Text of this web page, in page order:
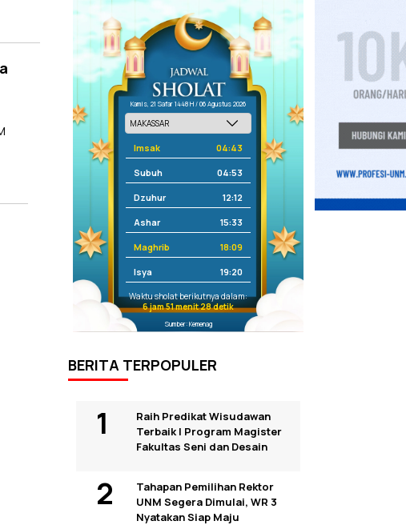
Kamis, 21 Safar 1448 H / 06 Agustus 2026
Imsak 04:43
Subuh 04:53
Dzuhur 12:12
Ashar 15:33
Maghrib 18:09
Isya 19:20
Waktu sholat berikutnya dalam:
6 jam 51 menit 28 detik
Sumber: Kemenag
BERITA TERPOPULER
Raih Predikat Wisudawan
Terbaik I Program Magister
Fakultas Seni dan Desain
Tahapan Pemilihan Rektor
UNM Segera Dimulai, WR 3
Nyatakan Siap Maju